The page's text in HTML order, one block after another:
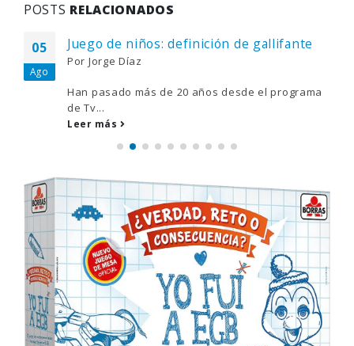
POSTS RELACIONADOS
05
Ago
Juego de niños: definición de gallifante
Por Jorge Díaz
Han pasado más de 20 años desde el programa
de Tv...
Leer más